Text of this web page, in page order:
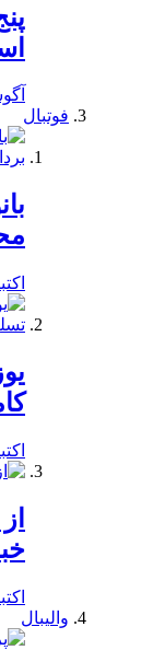
فوتبال
اکتبر 15,
اکتبر 12,
اکتبر 12,
والیبال